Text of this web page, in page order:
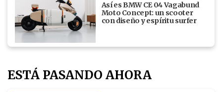
Así es BMW CE 04 Vagabund
Moto Concept: un scooter
con diseño y espíritu surfer
ESTÁ PASANDO AHORA